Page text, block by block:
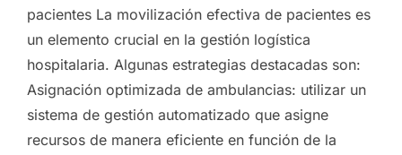
pacientes La movilización efectiva de pacientes es
un elemento crucial en la gestión logística
hospitalaria. Algunas estrategias destacadas son:
Asignación optimizada de ambulancias: utilizar un
sistema de gestión automatizado que asigne
recursos de manera eficiente en función de la